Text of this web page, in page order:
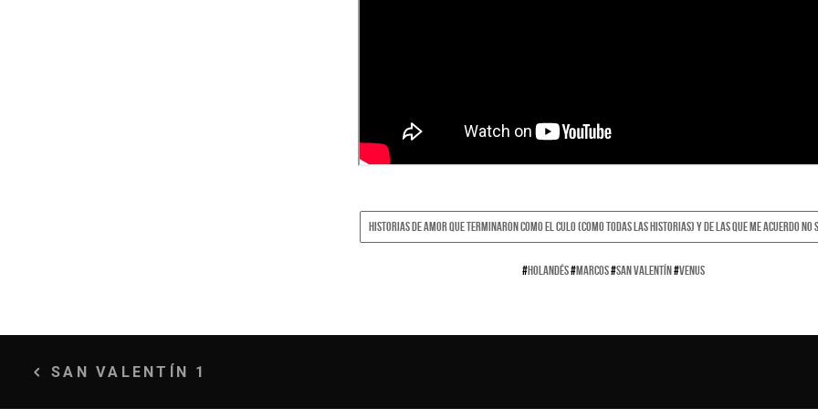
HISTORIAS DE AMOR QUE TERMINARON COMO EL CULO (COMO TODAS LAS HISTORIAS) Y DE LAS QUE ME ACUERDO NO
#HOLANDÉS#MARCOS#SAN VALENTÍN#VENUS
Navegación
SAN VALENTÍN 1